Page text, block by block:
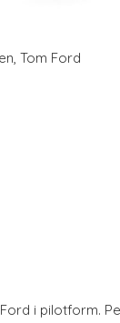
, Tom Ford
i pilotform.